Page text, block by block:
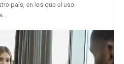
país, en los que el uso